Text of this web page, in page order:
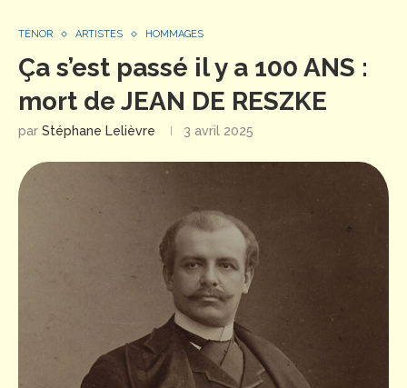
TÉNOR ARTISTES HOMMAGES
Ça s’est passé il y a 100 ANS :
mort de JEAN DE RESZKE
par Stéphane Lelièvre 3 avril 2025